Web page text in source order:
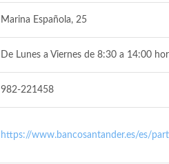
Marina Española, 25
De Lunes a Viernes de 8:30 a 14:00
982-221458
https://www.bancosantander.es/es/